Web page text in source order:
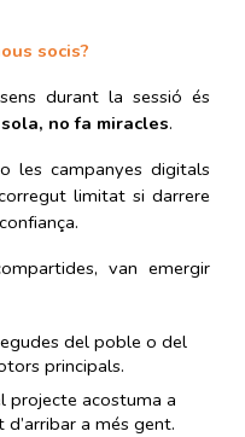
socis?
durant la sessió és
no fa miracles.
les campanyes digitals
limitat si darrere
van emergir
del poble o del
principals.
projecte acostuma a
a més gent.